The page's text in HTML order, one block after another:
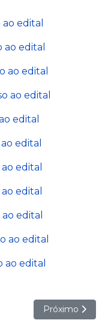
ao edital
ao edital
ao edital
ao edital
edital
edital
edital
edital
edital
ao edital
ao edital
PET-SaúdePróximo
Próximo